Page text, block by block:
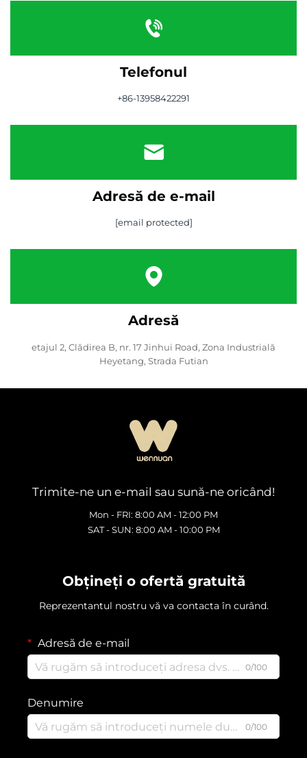
Telefonul
+86-13958422291
Adresă de e-mail
[email protected]
Adresă
etajul 2, Clădirea B, nr. 17 Jinhui Road, Zona Industrială
Heyetang, Strada Futian
Trimite-ne un e-mail sau sună-ne oricând!
Mon - FRI: 8:00 AM - 12:00 PM
SAT - SUN: 8:00 AM - 10:00 PM
Obțineți o ofertă gratuită
Reprezentantul nostru vă va contacta în curând.
Adresă de e-mail
0/100
Denumire
0/100